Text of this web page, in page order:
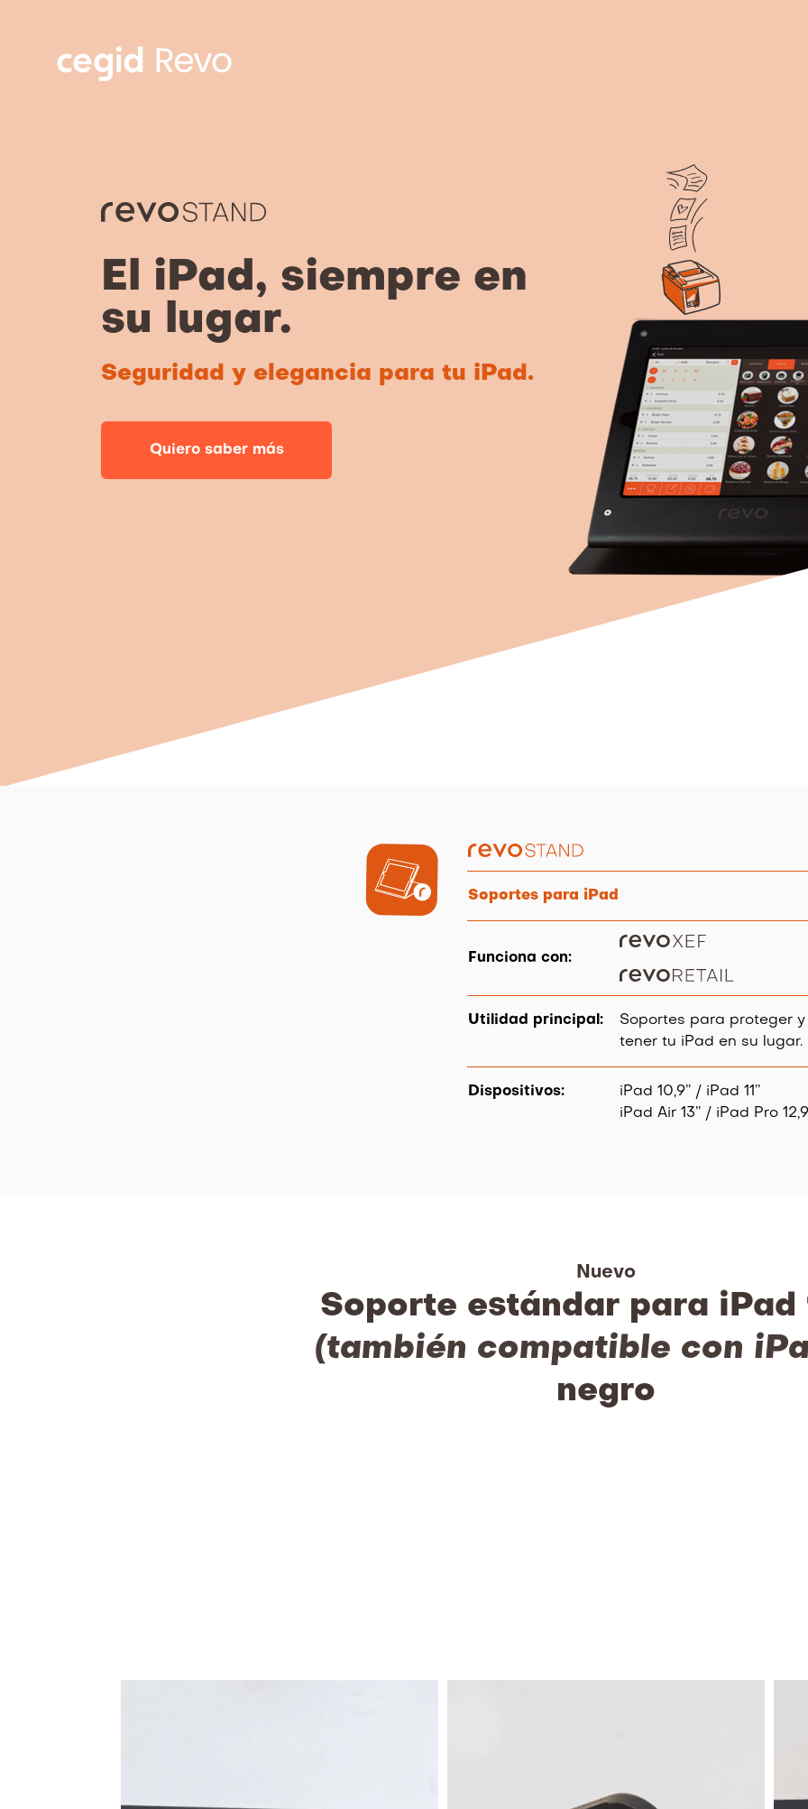
El iPad, siempre en
su lugar.
Seguridad y elegancia para tu iPad.
Quiero saber más
Soportes para iPad
Funciona con:
Utilidad principal:
Soportes para proteger y
tener tu iPad en su lugar.
Dispositivos:
iPad 10,9’’ / iPad 11’’
iPad Air 13’’ / iPad Pro
Nuevo
Soporte estándar para iPad
(también compatible con
negro